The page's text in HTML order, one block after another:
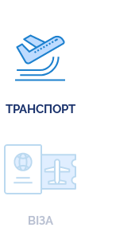
ТРАНСПОРТ
ВІЗА